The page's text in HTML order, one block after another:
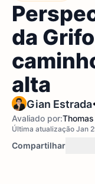
da
alta
Gian Estrada
Avaliado por:
Última atualização Jan
Compartilhar